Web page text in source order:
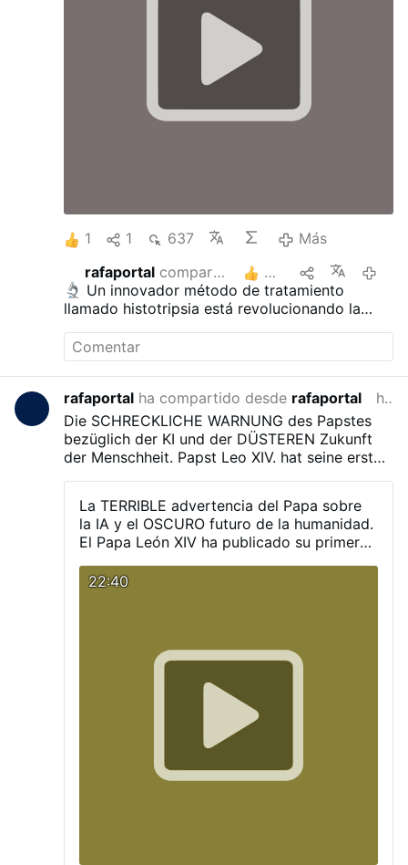
1 1 637
Más
rafaportalcompartió esto
Un innovador método de tratamiento
llamado histotripsia está revolucionando la
focalizadas para destruir mecánicamente los
tumores en cuestión de minutos, licuándolos
literalmente, sin necesidad de cirugía,
quimioterapia ni radiación. Este método fue
aprobado por la FDA en 2023 y actualmente
solo se utiliza en algunos hospitales del
mundo.
rafaportal ha compartido desde rafaportal
hace 2 meses
Die SCHRECKLICHE WARNUNG des Papstes
bezüglich der KI und der DÜSTEREN Zukunft
der Menschheit. Papst Leo XIV. hat seine erste
Intelligenz und den Gefahren enthält, die diese
mit sich bringen könnte.
La TERRIBLE advertencia del Papa sobre
la IA y el OSCURO futuro de la humanidad.
El Papa León XIV ha publicado su primera
advertencia sobre la Inteligencia Artificial
22:40